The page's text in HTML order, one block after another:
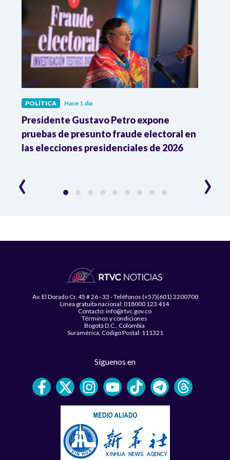
POLÍTICA Hace 1 día
Presidente Gustavo Petro expone
pruebas de presunto fraude electoral en
las elecciones presidenciales de 2026
‹ ›
Av. El Dorado Cr. 45 # 26 - 33 - Teléfonos (+57)(601) 2200700
Línea gratuita nacional: 018000 123 414
Contacto: info@rtvc.gov.co
Términos y condiciones
Bogotá D.C., Colombia
Suramérica, Código Postal: 111321
Síguenos en